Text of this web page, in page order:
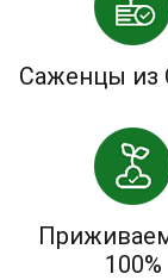
Саженцы из
100%